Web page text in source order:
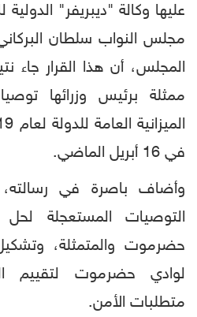
عليها وكالة "ديبريفر"
مجلس النواب سلطان
المجلس، أن هذا القرار جاء
ممثلة برئيس وزرائها
في 16 أبريل الماضي.
وأضاف باصرة في
التوصيات المستعجلة
حضرموت والمتمثلة،
لوادي حضرموت لتقييم
متطلبات الأمن.